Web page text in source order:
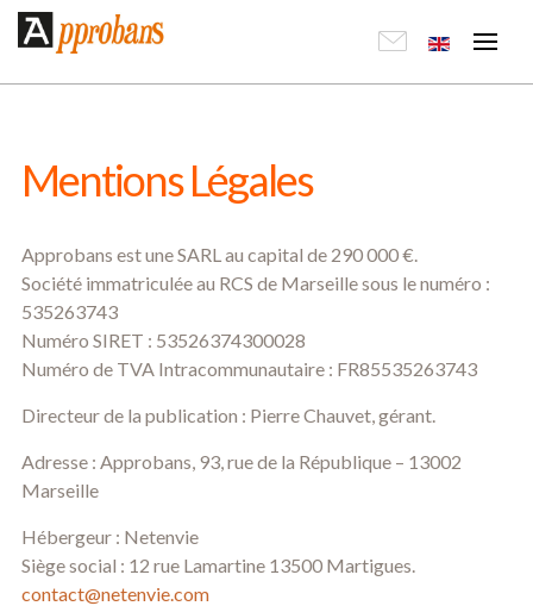
Mentions Légales
Approbans est une SARL au capital de 290 000 €.
Société immatriculée au RCS de Marseille sous le numéro :
535263743
Numéro SIRET : 53526374300028
Numéro de TVA Intracommunautaire : FR85535263743
Directeur de la publication : Pierre Chauvet, gérant.
Adresse : Approbans, 93, rue de la République – 13002
Marseille
Hébergeur : Netenvie
Siège social : 12 rue Lamartine 13500 Martigues.
contact@netenvie.com